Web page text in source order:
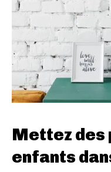
Mettez des
enfants